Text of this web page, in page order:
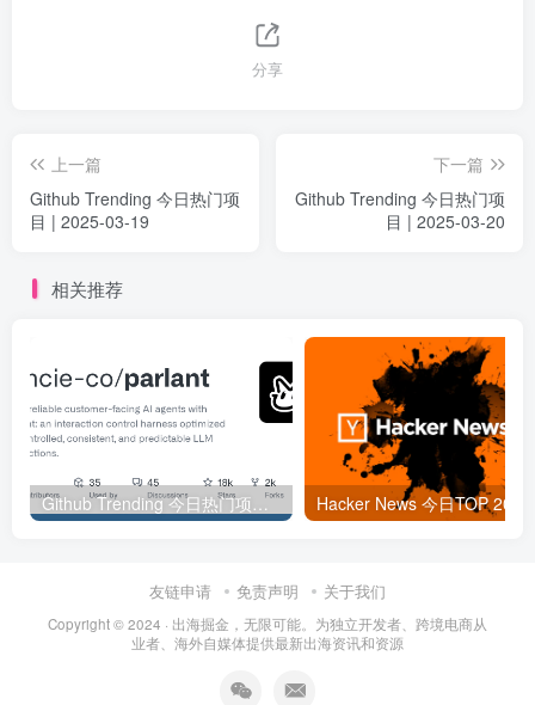
分享
上一篇
Github Trending 今日热门项
目 | 2025-03-19
下一篇
Github Trending 今日热门项
目 | 2025-03-20
相关推荐
Github Trending 今日热门项目 | 2025-09-06
友链申请 免责声明 关于我们
Copyright © 2024 · 出海掘金，无限可能。为独立开发者、跨境电商从
业者、海外自媒体提供最新出海资讯和资源